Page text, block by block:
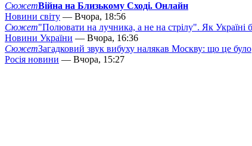
СюжетВійна на Близькому Сході. Онлайн
Новини світу — Вчора, 18:56
Сюжет"Полювати на лучника, а не на стрілу". Як Україні
Новини України — Вчора, 16:36
СюжетЗагадковий звук вибуху налякав Москву: що це було
Росія новини — Вчора, 15:27